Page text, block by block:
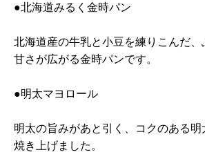
●北海道みるく金時パン
北海道産の牛乳と小豆を練りこんだ、
甘さが広がる金時パンです。
●明太マヨロール
明太の旨みがあと引く、コクのある明
焼き上げました。